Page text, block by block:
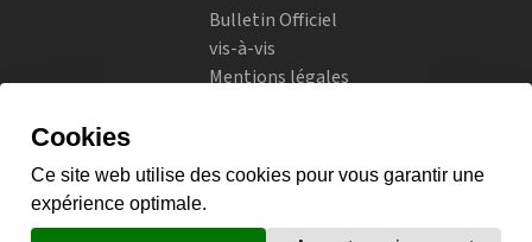
Bulletin Officiel
vis-à-vis
Mentions légales
Instagram